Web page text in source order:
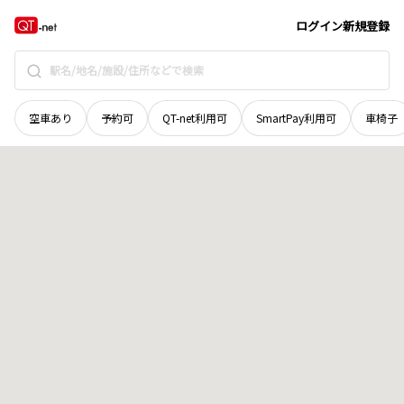
ログイン新規登録
空車あり 予約可 QT-net利用可 SmartPay利用可 車椅子
徳島県